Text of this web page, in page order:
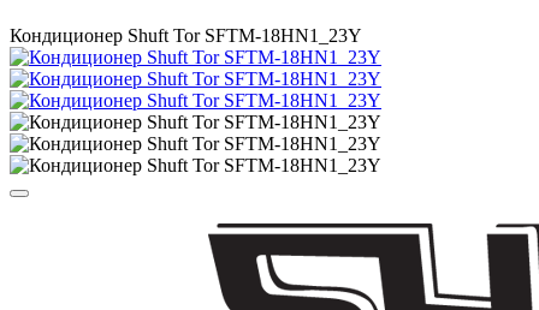
Кондиционер Shuft Tor SFTM-18HN1_23Y